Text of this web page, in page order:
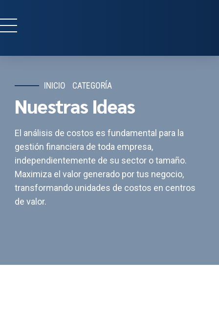
INICIO CATEGORÍA
Nuestras Ideas
El análisis de costos es fundamental para la
gestión financiera de toda empresa,
independientemente de su sector o tamaño.
Maximiza el valor generado por tus negocio,
transformando unidades de costos en centros
de valor.